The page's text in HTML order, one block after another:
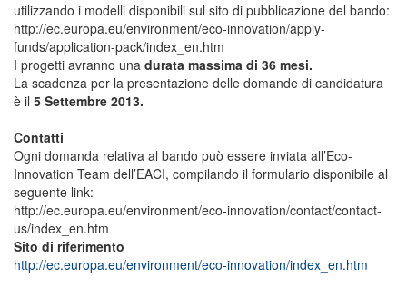
utilizzando i modelli disponibili sul sito di pubblicazione del bando:
http://ec.europa.eu/environment/eco-innovation/apply-
funds/application-pack/index_en.htm
I progetti avranno una durata massima di 36 mesi.
La scadenza per la presentazione delle domande di candidatura
è il 5 Settembre 2013.
Contatti
Ogni domanda relativa al bando può essere inviata all’Eco-
Innovation Team dell’EACI, compilando il formulario disponibile al
seguente link:
http://ec.europa.eu/environment/eco-innovation/contact/contact-
us/index_en.htm
Sito di riferimento
http://ec.europa.eu/environment/eco-innovation/index_en.htm